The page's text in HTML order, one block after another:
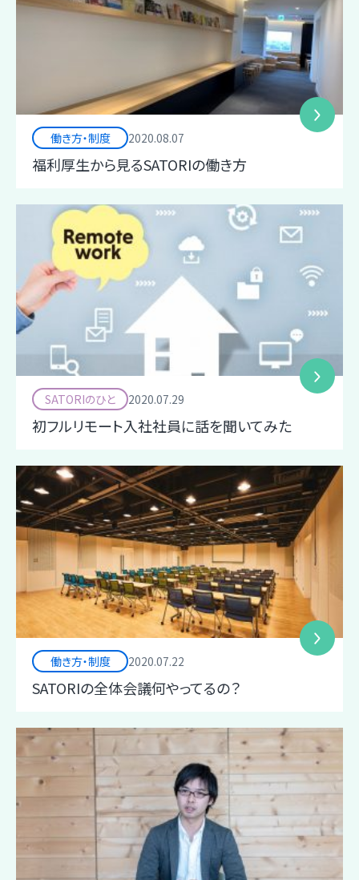
働き方・制度 2020.08.07
福利厚生から見るSATORIの働き方
SATORIのひと 2020.07.29
初フルリモート入社社員に話を聞いてみた
働き方・制度 2020.07.22
SATORIの全体会議何やってるの？